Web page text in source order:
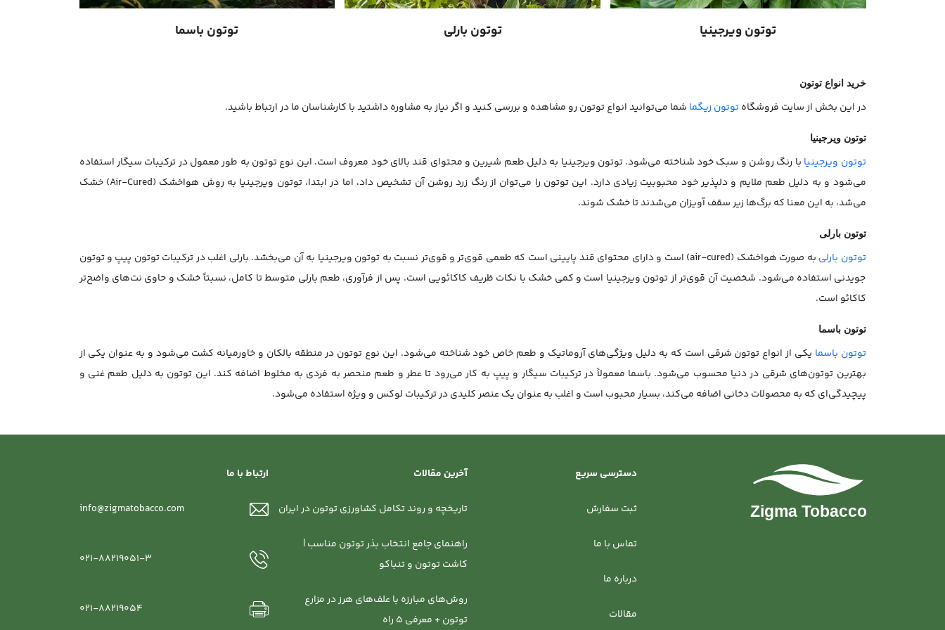
توتون ویرجینیا توتون بارلی توتون باسما
خرید انواع توتون
در این بخش از سایت فروشگاهتوتون زیگما شما می‌توانید انواع توتون رو مشاهده و بررسی کنید و اگر نیاز به مشاوره داشتید با کارشناسان ما در ارتباط باشید.
توتون ویرجینیا
توتون ویرجینیا با رنگ روشن و سبک خود شناخته می‌شود. توتون ویرجینیا به دلیل طعم شیرین و محتوای قند بالای خود معروف است. این نوع توتون به طور معمول در ترکیبات سیگار استفاده
می‌شود و به دلیل طعم ملایم و دلپذیر خود محبوبیت زیادی دارد. این توتون را می‌توان از رنگ زرد روشن آن تشخیص داد، اما در ابتدا، توتون ویرجینیا به روش هواخشک (Air-Cured) خشک
می‌شد، به این معنا که برگ‌ها زیر سقف آویزان می‌شدند تا خشک شوند.
توتون بارلی
توتون بارلی
به صورت هواخشک (air-cured) است و دارای محتوای قند پایینی است که طعمی قوی‌تر و قوی‌تر نسبت به توتون ویرجینیا به آن می‌بخشد. بارلی اغلب در ترکیبات توتون پیپ و توتون
جویدنی استفاده می‌شود. شخصیت آن قوی‌تر از توتون ویرجینیا است و کمی خشک با نکات ظریف کاکائویی است. پس از فرآوری، طعم بارلی متوسط تا کامل، نسبتاً خشک و حاوی نت‌های واضح‌تر
کاکائو است.
توتون باسما
توتون باسما یکی از انواع توتون شرقی است که به دلیل ویژگی‌های آروماتیک و طعم خاص خود شناخته می‌شود. این نوع توتون در منطقه بالکان و خاورمیانه کشت می‌شود و به عنوان یکی از
بهترین توتون‌های شرقی در دنیا محسوب می‌شود. باسما معمولاً در ترکیبات سیگار و پیپ به کار می‌رود تا عطر و طعم منحصر به فردی به مخلوط اضافه کند. این توتون به دلیل طعم غنی و
پیچیدگی‌ای که به محصولات دخانی اضافه می‌کند، بسیار محبوب است و اغلب به عنوان یک عنصر کلیدی در ترکیبات لوکس و ویژه استفاده می‌شود.
دسترسی سریع
ثبت سفارش
تماس با ما
درباره ما
مقالات
آخرین مقالات
تاریخچه و روند تکامل کشاورزی توتون در ایران
راهنمای جامع انتخاب بذر توتون مناسب |
کاشت توتون و تنباکو
روش‌‌های مبارزه با علف‌های هرز در مزارع
توتون + معرفی 5 راه
ارتباط با ما
info@zigmatobacco.com
021-88219051-3
021-88219054